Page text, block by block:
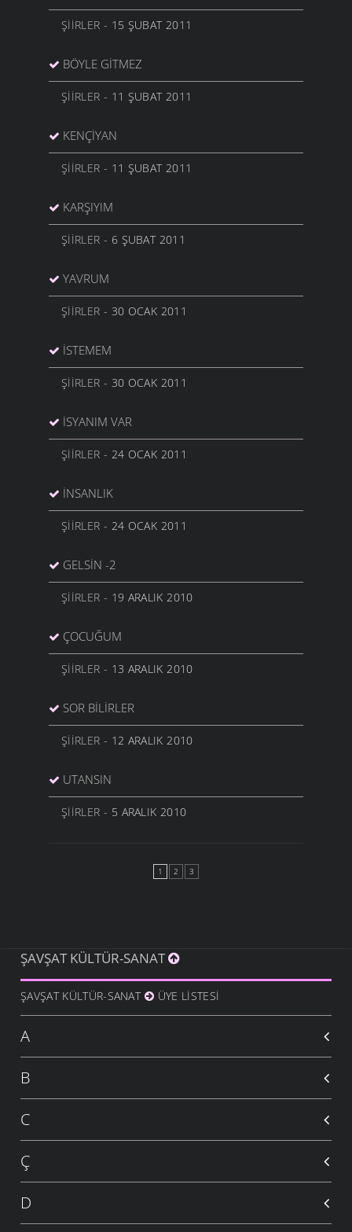
ŞIIRLER - 15 ŞUBAT 2011
BÖYLE GITMEZ
ŞIIRLER - 11 ŞUBAT 2011
KENÇIYAN
ŞIIRLER - 11 ŞUBAT 2011
KARŞIYIM
ŞIIRLER - 6 ŞUBAT 2011
YAVRUM
ŞIIRLER - 30 OCAK 2011
İSTEMEM
ŞIIRLER - 30 OCAK 2011
İSYANIM VAR
ŞIIRLER - 24 OCAK 2011
İNSANLIK
ŞIIRLER - 24 OCAK 2011
GELSIN -2
ŞIIRLER - 19 ARALIK 2010
ÇOCUĞUM
ŞIIRLER - 13 ARALIK 2010
SOR BILIRLER
ŞIIRLER - 12 ARALIK 2010
UTANSIN
ŞIIRLER - 5 ARALIK 2010
1 2 3
ŞAVŞAT KÜLTÜR-SANAT
ŞAVŞAT KÜLTÜR-SANAT ÜYE LISTESI
A
B
C
Ç
D